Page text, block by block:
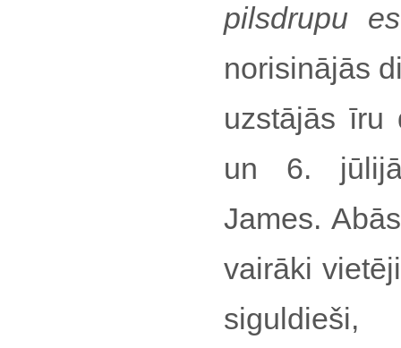
pilsdrupu
norisinājās
uzstājās īru
un 6.
James.
vairāki